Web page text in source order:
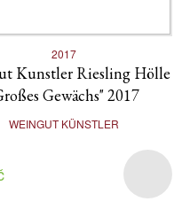
2017
Kunstler Riesling Hölle
Gewächs" 2017
WEINGUT KÜNSTLER